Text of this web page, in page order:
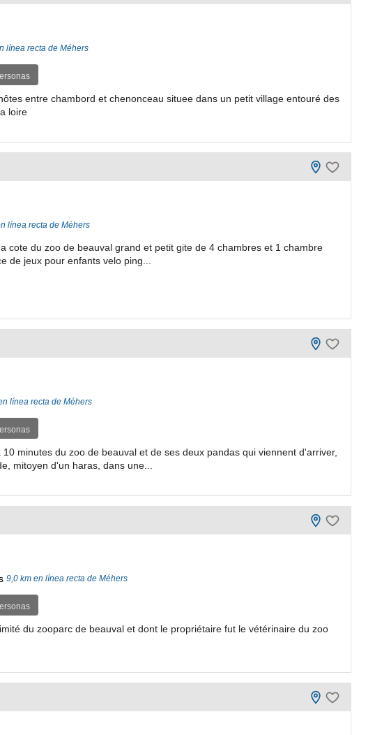
línea recta de Méhers
entre chambord et chenonceau situee dans un petit village entouré des
loire
línea recta de Méhers
cote du zoo de beauval grand et petit gite de 4 chambres et 1 chambre
de jeux pour enfants velo ping...
línea recta de Méhers
minutes du zoo de beauval et de ses deux pandas qui viennent d'arriver,
mitoyen d'un haras, dans une...
9,0 km en línea recta de Méhers
du zooparc de beauval et dont le propriétaire fut le vétérinaire du zoo